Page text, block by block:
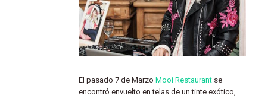
El pasado 7 de Marzo Mooi Restaurant se
encontró envuelto en telas de un tinte exótico,